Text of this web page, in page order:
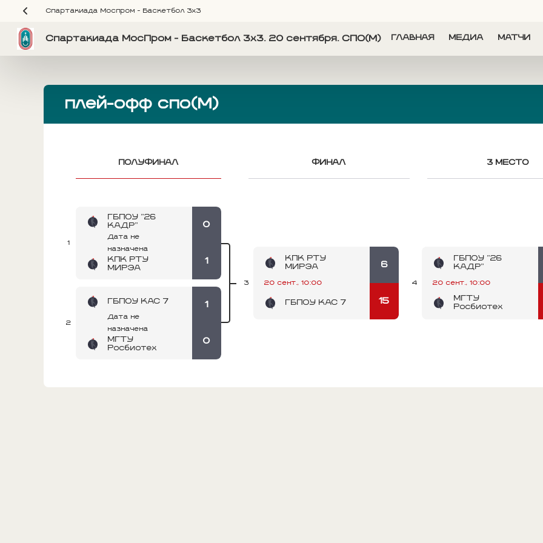
Спартакиада Моспром - Баскетбол 3х3
Спартакиада МосПром - Баскетбол 3х3. 20 сентября. СПО(M) ГЛАВНАЯ МЕДИА МАТЧИ
плей-офф спо(М)
ПОЛУФИНАЛ
1
ГБПОУ "26
КАДР"
Дата не
назначена
КПК РТУ
МИРЭА
0
1
2
ГБПОУ КАС 7
Дата не
назначена
МГТУ
Росбиотех
1
0
ФИНАЛ 3 МЕСТО
3
КПК РТУ
МИРЭА
20 сент., 10:00
ГБПОУ КАС 7
6
15
4
ГБПОУ "26
КАДР"
20 сент., 10:00
МГТУ
Росбиотех